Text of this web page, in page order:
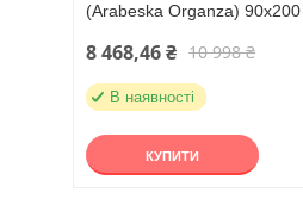
(Arabeska Organza) 90х200
8 468,46 ₴ 10 998 ₴
В наявності
КУПИТИ